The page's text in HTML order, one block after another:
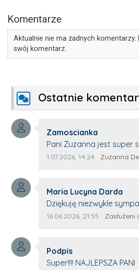
Komentarze
Aktualnie nie ma żadnych komentarzy.
swój komentarz.
Ostatnie
Autor komentarza:
Zamoscianka
Treść komentarza:
Pani Zuzanna jest super
Korzystamy z moim pieskiem z jej pomocy
Data dodania komentarza:
1.07.2026, 14:24 Źródło
Zuzanna
Autor komentarza:
Maria Lucyna Darda
Treść komentarza:
Dziękuję niezwykle
redaktor Annie Niderla-
którym trema odbierała
Data dodania komentarza:
16.06.2026, 21:55 Źródło
Autor komentarza:
Podpis
Treść komentarza:
Super!!!! NAJLEPSZA PANI